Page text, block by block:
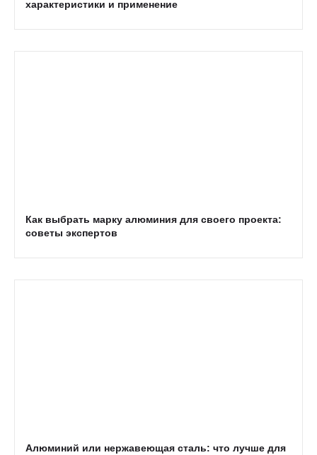
характеристики и применение
Как выбрать марку алюминия для своего проекта:
советы экспертов
Алюминий или нержавеющая сталь: что лучше для